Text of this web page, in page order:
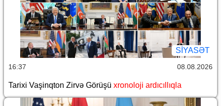
SİYASƏT
16:37 08.08.2026
Tarixi Vaşinqton Zirvə Görüşü xronoloji ardıcıllıqla